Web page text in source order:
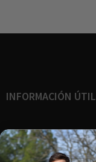
INFORMACIÓN ÚTIL
Blog